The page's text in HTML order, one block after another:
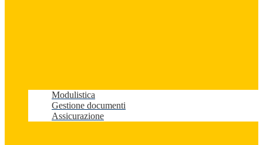
Modulistica
Gestione documenti
Assicurazione